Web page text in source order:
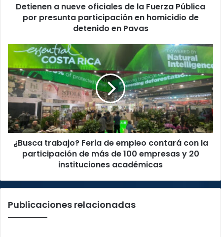
presunta
participación
detenido
en
Pavas
Detienen a nueve oficiales de la Fuerza Pública
por presunta participación en homicidio de
detenido en Pavas
¿Busca
trabajo?
Feria
de
empleo
contará
la
participación
empresas
20
¿Busca trabajo? Feria de empleo contará con la
participación de más de 100 empresas y 20
instituciones académicas
Publicaciones relacionadas